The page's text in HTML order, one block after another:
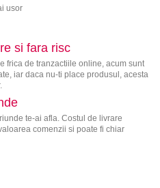
usor
si fara risc
frica de tranzactiile online, acum sunt
iar daca nu-ti place produsul, acesta
te-ai afla. Costul de livrare
comenzii si poate fi chiar